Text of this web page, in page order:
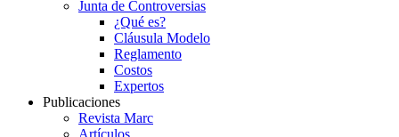
Junta de Controversias
¿Qué es?
Cláusula Modelo
Reglamento
Costos
Expertos
Publicaciones
Revista Marc
Artículos